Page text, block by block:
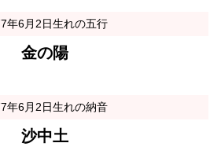
年6月2日生れの五行
金の陽
年6月2日生れの納音
沙中土